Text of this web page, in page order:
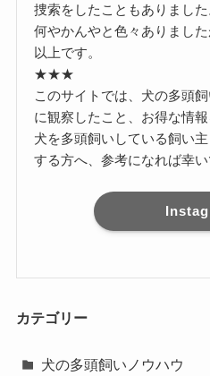
捜索をしたこともありました
何やかんやと色々ありまし
以上です。
★★★
このサイトでは、犬の多頭
に観察したこと、お得な情報
犬を多頭飼いしている飼い
する方へ、参考になれば幸い
カテゴリー
犬の多頭飼いノウハウ